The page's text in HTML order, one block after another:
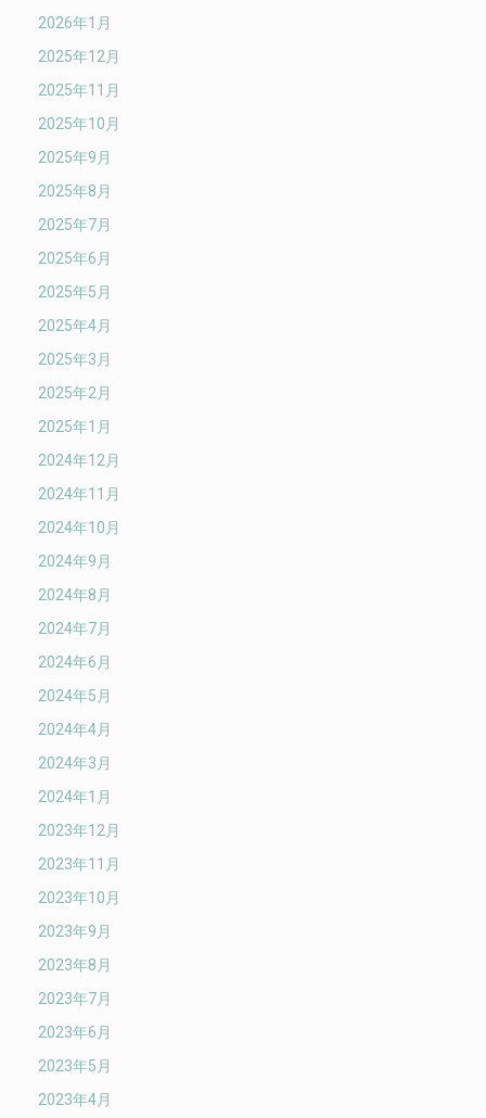
2026年1月
2025年12月
2025年11月
2025年10月
2025年9月
2025年8月
2025年7月
2025年6月
2025年5月
2025年4月
2025年3月
2025年2月
2025年1月
2024年12月
2024年11月
2024年10月
2024年9月
2024年8月
2024年7月
2024年6月
2024年5月
2024年4月
2024年3月
2024年1月
2023年12月
2023年11月
2023年10月
2023年9月
2023年8月
2023年7月
2023年6月
2023年5月
2023年4月